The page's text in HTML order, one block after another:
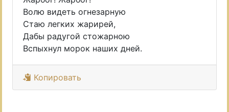
Волю видеть огнезарную
Стаю легких жарирей,
Дабы радугой стожарною
Вспыхнул морок наших дней.
Копировать